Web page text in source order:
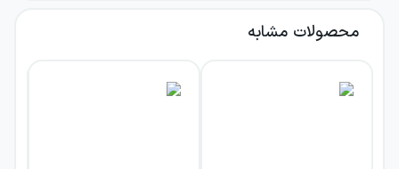
درباره کتاب بله یا خیر: راهنمای
تصمیم‌گیری بهتر یک داستان
اسپنسر جانسون در این اثر از تجربه‌ای آشنا آغاز
محصولات مشابه